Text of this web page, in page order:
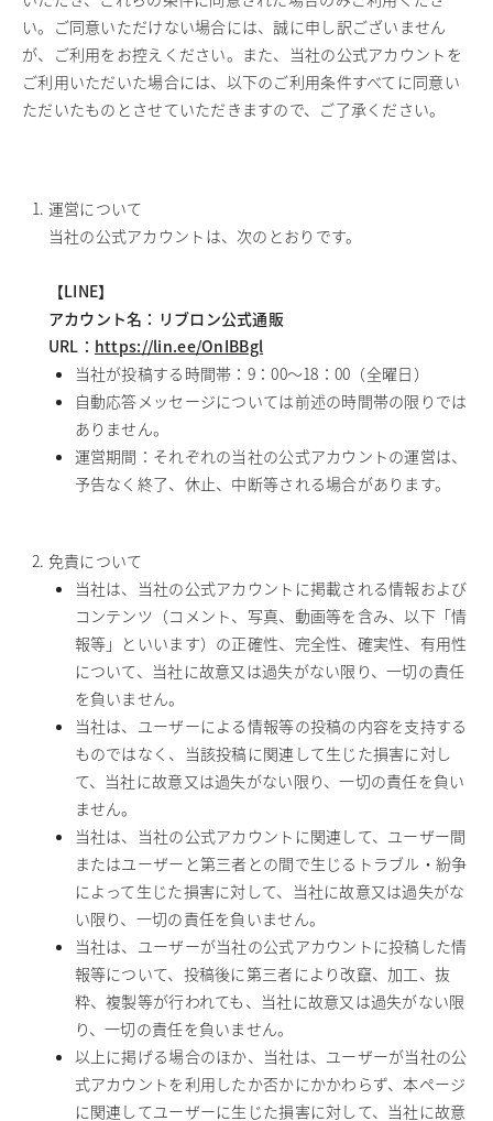
い。ご同意いただけない場合には、誠に申し訳ございません
が、ご利用をお控えください。また、当社の公式アカウントを
ご利用いただいた場合には、以下のご利用条件すべてに同意い
ただいたものとさせていただきますので、ご了承ください。
運営について
当社の公式アカウントは、次のとおりです。
【LINE】
アカウント名：リブロン公式通販
URL： https://lin.ee/OnIBBgl
当社が投稿する時間帯：9：00～18：00（全曜日）
自動応答メッセージについては前述の時間帯の限りでは
ありません。
運営期間：それぞれの当社の公式アカウントの運営は、
予告なく終了、休止、中断等される場合があります。
免責について
当社は、当社の公式アカウントに掲載される情報および
コンテンツ（コメント、写真、動画等を含み、以下「情
報等」といいます）の正確性、完全性、確実性、有用性
について、当社に故意又は過失がない限り、一切の責任
を負いません。
当社は、ユーザーによる情報等の投稿の内容を支持する
ものではなく、当該投稿に関連して生じた損害に対し
て、当社に故意又は過失がない限り、一切の責任を負い
ません。
当社は、当社の公式アカウントに関連して、ユーザー間
またはユーザーと第三者との間で生じるトラブル・紛争
によって生じた損害に対して、当社に故意又は過失がな
い限り、一切の責任を負いません。
当社は、ユーザーが当社の公式アカウントに投稿した情
報等について、投稿後に第三者により改竄、加工、抜
粋、複製等が行われても、当社に故意又は過失がない限
り、一切の責任を負いません。
以上に掲げる場合のほか、当社は、ユーザーが当社の公
式アカウントを利用したか否かにかかわらず、本ページ
に関連してユーザーに生じた損害に対して、当社に故意